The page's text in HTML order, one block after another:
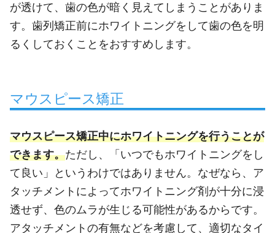
が透けて、歯の色が暗く見えてしまうことがありま
す。歯列矯正前にホワイトニングをして歯の色を明
るくしておくことをおすすめします。
マウスピース矯正
マウスピース矯正中にホワイトニングを行うことが
できます。ただし、「いつでもホワイトニングをし
て良い」というわけではありません。なぜなら、ア
タッチメントによってホワイトニング剤が十分に浸
透せず、色のムラが生じる可能性があるからです。
アタッチメントの有無などを考慮して、適切なタイ